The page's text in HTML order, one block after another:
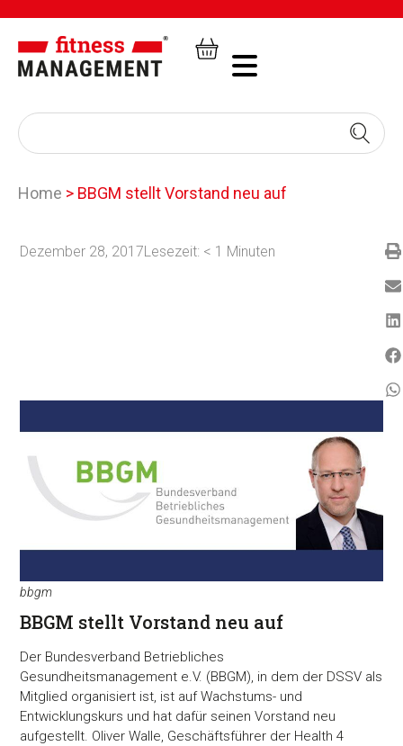
Home > BBGM stellt Vorstand neu auf
Dezember 28, 2017Lesezeit: < 1 Minuten
bbgm
BBGM stellt Vorstand neu auf
Der Bundesverband Betriebliches
Gesundheitsmanagement e.V. (BBGM), in dem der DSSV als
Mitglied organisiert ist, ist auf Wachstums- und
Entwicklungskurs und hat dafür seinen Vorstand neu
aufgestellt. Oliver Walle, Geschäftsführer der Health 4